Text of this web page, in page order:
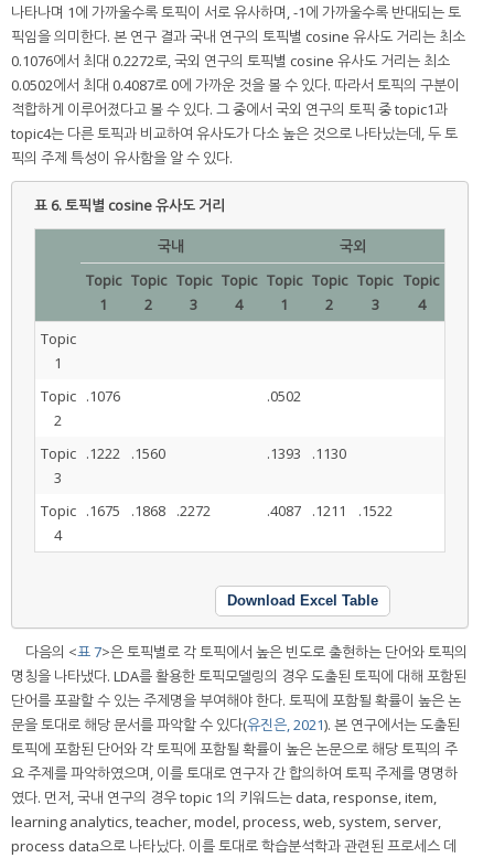
나타나며 1에 가까울수록 토픽이 서로 유사하며, -1에 가까울수록 반대되는 토
픽임을 의미한다. 본 연구 결과 국내 연구의 토픽별 cosine 유사도 거리는 최소
0.1076에서 최대 0.2272로, 국외 연구의 토픽별 cosine 유사도 거리는 최소
0.0502에서 최대 0.4087로 0에 가까운 것을 볼 수 있다. 따라서 토픽의 구분이
적합하게 이루어졌다고 볼 수 있다. 그 중에서 국외 연구의 토픽 중 topic1과
topic4는 다른 토픽과 비교하여 유사도가 다소 높은 것으로 나타났는데, 두 토
픽의 주제 특성이 유사함을 알 수 있다.
표 6.토픽별 cosine 유사도 거리
국내
국외
Topic
1
Topic
2
Topic
3
Topic
4
Topic
1
Topic
2
Topic
3
Topic
4
Topic
1
Topic
2
.1076 .0502
Topic
3
.1222 .1560 .1393 .1130
Topic
4
.1675 .1868 .2272 .4087 .1211 .1522
Download Excel Table
다음의 <표 7>은 토픽별로 각 토픽에서 높은 빈도로 출현하는 단어와 토픽의
명칭을 나타냈다. LDA를 활용한 토픽모델링의 경우 도출된 토픽에 대해 포함된
단어를 포괄할 수 있는 주제명을 부여해야 한다. 토픽에 포함될 확률이 높은 논
문을 토대로 해당 문서를 파악할 수 있다(유진은, 2021). 본 연구에서는 도출된
토픽에 포함된 단어와 각 토픽에 포함될 확률이 높은 논문으로 해당 토픽의 주
요 주제를 파악하였으며, 이를 토대로 연구자 간 합의하여 토픽 주제를 명명하
였다. 먼저, 국내 연구의 경우 topic 1의 키워드는 data, response, item,
learning analytics, teacher, model, process, web, system, server,
process data으로 나타났다. 이를 토대로 학습분석학과 관련된 프로세스 데